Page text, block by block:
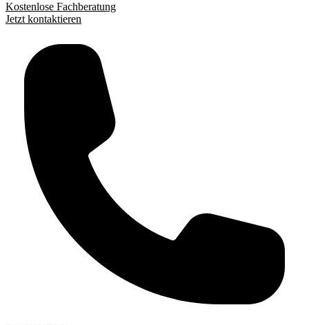
Kostenlose Fachberatung
Jetzt kontaktieren